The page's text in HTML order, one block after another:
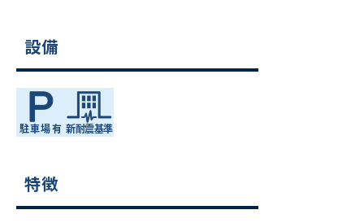
設備
特徴